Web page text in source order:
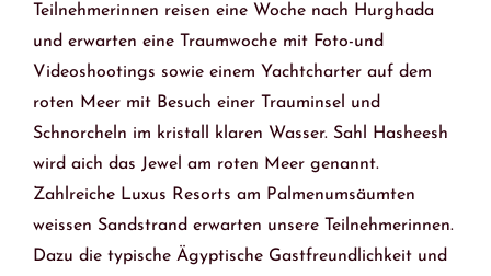
Teilnehmerinnen reisen eine Woche nach Hurghada
und erwarten eine Traumwoche mit Foto-und
Videoshootings sowie einem Yachtcharter auf dem
roten Meer mit Besuch einer Trauminsel und
Schnorcheln im kristall klaren Wasser. Sahl Hasheesh
wird aich das Jewel am roten Meer genannt.
Zahlreiche Luxus Resorts am Palmenumsäumten
weissen Sandstrand erwarten unsere Teilnehmerinnen.
Dazu die typische Ägyptische Gastfreundlichkeit und